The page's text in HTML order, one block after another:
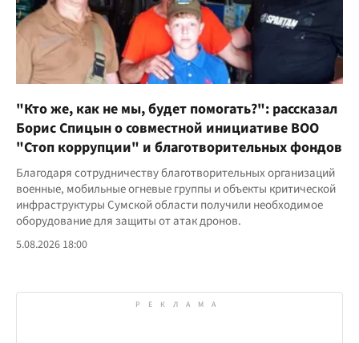
"Кто же, как не мы, будет помогать?": рассказал
Борис Спицын о совместной инициативе ВОО
"Стоп коррупции" и благотворительных фондов
Благодаря сотрудничеству благотворительных организаций
военные, мобильные огневые группы и объекты критической
инфраструктуры Сумской области получили необходимое
оборудование для защиты от атак дронов.
5.08.2026 18:00